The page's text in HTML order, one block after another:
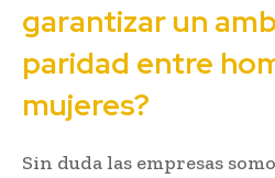
garantizar un
paridad entre
mujeres?
Sin duda las empresas